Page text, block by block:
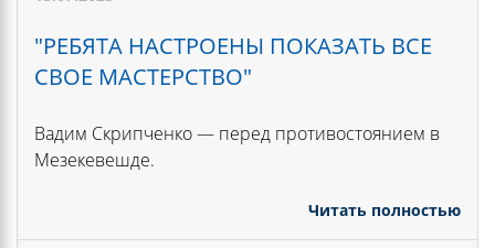
"РЕБЯТА НАСТРОЕНЫ ПОКАЗАТЬ ВСЕ
СВОЕ МАСТЕРСТВО"
Вадим Скрипченко — перед противостоянием в
Мезекевешде.
Читать полностью